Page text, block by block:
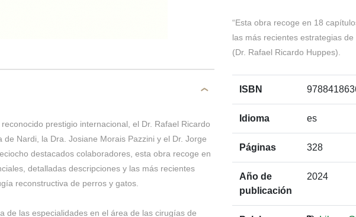
prestigio internacional, el Dr. Rafael Ricardo
de Nardi, la Dra. Josiane Morais Pazzini y el Dr. Jorge
destacados colaboradores, esta obra recoge en
detalladas descripciones y las más recientes
reconstructiva de perros y gatos.
de las especialidades en el área de las cirugías de
“Esta obra recoge en 18
las más recientes estrategias
(Dr. Rafael Ricardo Huppes).
ISBN
Idioma es
Páginas 328
Año de
publicación
2024